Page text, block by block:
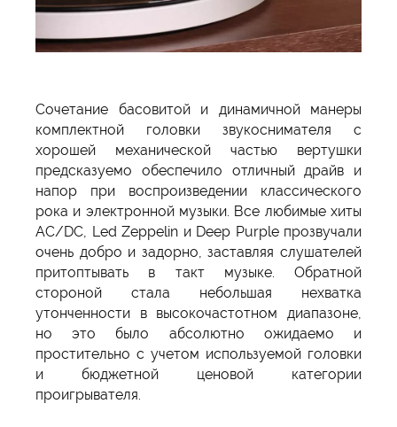
Сочетание басовитой и динамичной манеры
комплектной головки звукоснимателя с
хорошей механической частью вертушки
предсказуемо обеспечило отличный драйв и
напор при воспроизведении классического
рока и электронной музыки. Все любимые хиты
AC/DC, Led Zeppelin и Deep Purple прозвучали
очень добро и задорно, заставляя слушателей
притоптывать в такт музыке. Обратной
стороной стала небольшая нехватка
утонченности в высокочастотном диапазоне,
но это было абсолютно ожидаемо и
простительно с учетом используемой головки
и бюджетной ценовой категории
проигрывателя.